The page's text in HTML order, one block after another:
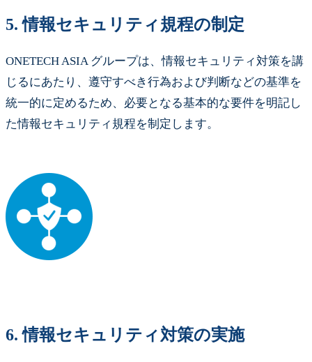
5. 情報セキュリティ規程の制定
ONETECH ASIA グループは、情報セキュリティ対策を講
じるにあたり、遵守すべき行為および判断などの基準を
統一的に定めるため、必要となる基本的な要件を明記し
た情報セキュリティ規程を制定します。
6. 情報セキュリティ対策の実施